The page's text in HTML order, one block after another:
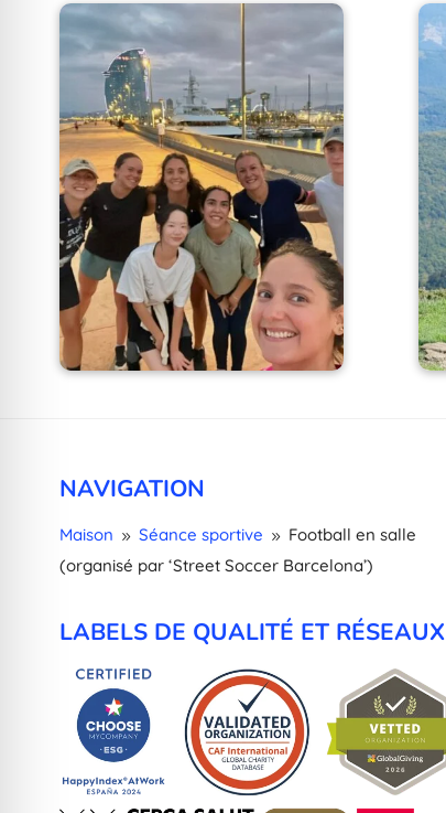
NAVIGATION
Maison 9 Séance sportive 9 Football en salle
(organisé par ‘Street Soccer Barcelona’)
LABELS DE QUALITÉ ET RÉSEAUX